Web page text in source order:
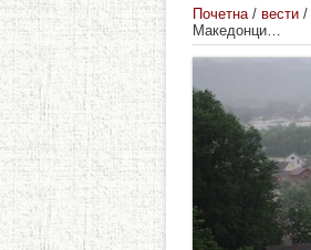
Почетна/ вести/
Македонци…